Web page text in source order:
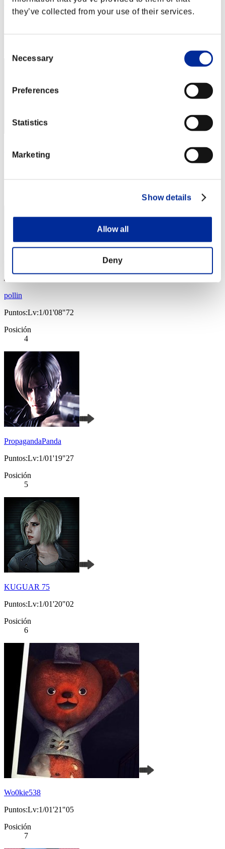
they’ve collected from your use of their services.
Selection
Necessary
Preferences
Statistics
Marketing
Show details
Allow all
Deny
xADRIANOx
Posición
pollin
Puntos:Lv:1/01'08"72
Posición
4
PropagandaPanda
Puntos:Lv:1/01'19"27
Posición
5
KUGUAR 75
Puntos:Lv:1/01'20"02
Posición
6
Wo0kie538
Puntos:Lv:1/01'21"05
Posición
7